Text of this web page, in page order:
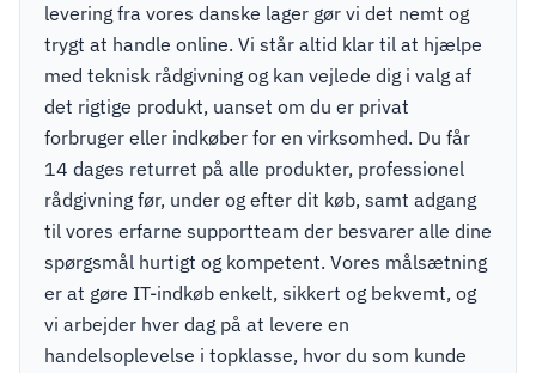
levering fra vores danske lager gør vi det nemt og
trygt at handle online. Vi står altid klar til at hjælpe
med teknisk rådgivning og kan vejlede dig i valg af
det rigtige produkt, uanset om du er privat
forbruger eller indkøber for en virksomhed. Du får
14 dages returret på alle produkter, professionel
rådgivning før, under og efter dit køb, samt adgang
til vores erfarne supportteam der besvarer alle dine
spørgsmål hurtigt og kompetent. Vores målsætning
er at gøre IT-indkøb enkelt, sikkert og bekvemt, og
vi arbejder hver dag på at levere en
handelsoplevelse i topklasse, hvor du som kunde